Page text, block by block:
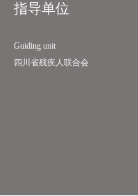
指导单位
Guiding unit
四川省残疾人联合会